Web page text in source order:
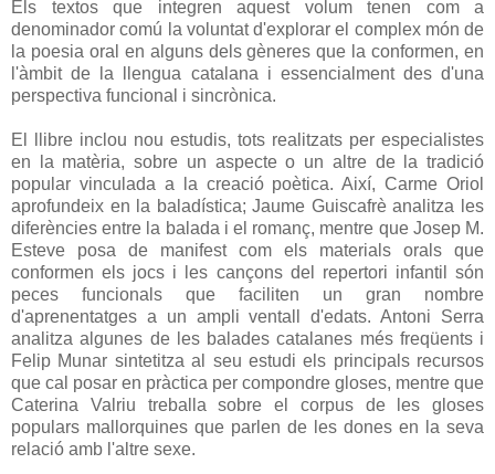
Els textos que integren aquest volum tenen com a
denominador comú la voluntat d'explorar el complex món de
la poesia oral en alguns dels gèneres que la conformen, en
l'àmbit de la llengua catalana i essencialment des d'una
perspectiva funcional i sincrònica.
El llibre inclou nou estudis, tots realitzats per especialistes
en la matèria, sobre un aspecte o un altre de la tradició
popular vinculada a la creació poètica. Així, Carme Oriol
aprofundeix en la baladística; Jaume Guiscafrè analitza les
diferències entre la balada i el romanç, mentre que Josep M.
Esteve posa de manifest com els materials orals que
conformen els jocs i les cançons del repertori infantil són
peces funcionals que faciliten un gran nombre
d'aprenentatges a un ampli ventall d'edats. Antoni Serra
analitza algunes de les balades catalanes més freqüents i
Felip Munar sintetitza al seu estudi els principals recursos
que cal posar en pràctica per compondre gloses, mentre que
Caterina Valriu treballa sobre el corpus de les gloses
populars mallorquines que parlen de les dones en la seva
relació amb l'altre sexe.